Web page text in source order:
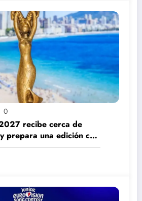
0
recibe cerca de
prepara una edición con